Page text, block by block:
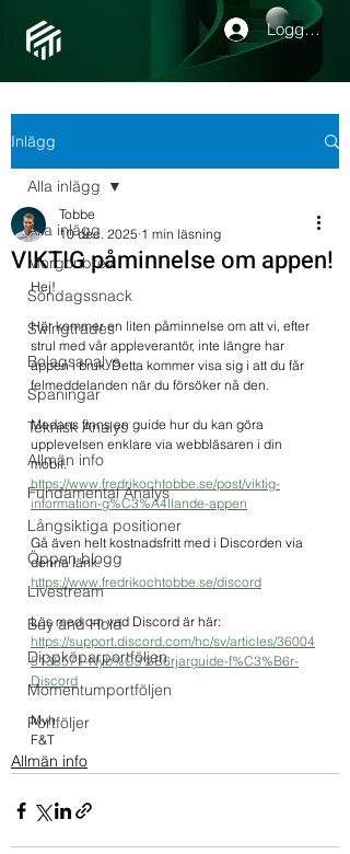
Logga in
Inlägg
Alla inlägg
Morgonbrev
Söndagssnack
Swingtrades
Bolagsanalys
Spaningar
Teknisk Analys
Allmän info
Fundamental Analys
Långsiktiga positioner
Öppen blogg
Livestream
Buy and Hold
Dippköparportföljen
Momentumportföljen
Portföljer
Alla inlägg
VIKTIG påminnelse om appen!
Tobbe
10 dec. 2025 1 min läsning
Hej!
Här kommer en liten påminnelse om att vi, efter
strul med vår appleverantör, inte längre har
appen i bruk. Detta kommer visa sig i att du får
felmeddelanden när du försöker nå den.
Medans finns en guide hur du kan göra
upplevelsen enklare via webbläsaren i din
mobil.
https://www.fredrikochtobbe.se/post/viktig-
information-g%C3%A4llande-appen
Gå även helt kostnadsfritt med i Discorden via
denna länk:
https://www.fredrikochtobbe.se/discord
Läs med om vad Discord är här:
https://support.discord.com/hc/sv/articles/36004
5138571-Nyb%C3%B6rjarguide-f%C3%B6r-
Discord
Mvh
F&T
Allmän info